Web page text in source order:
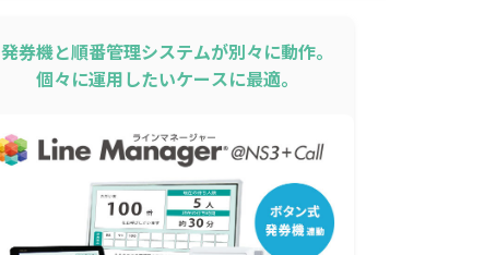
発券機と順番管理システムが別々に動作。
個々に運用したいケースに最適。